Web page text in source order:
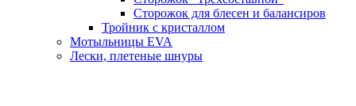
Сторожок для блесен и балансиров
Тройник с кристаллом
Мотыльницы EVA
Лески, плетеные шнуры